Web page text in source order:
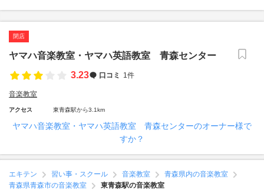
閉店
ヤマハ音楽教室・ヤマハ英語教室 青森センター
3.23
口コミ 1件
音楽教室
アクセス 東青森駅から3.1km
ヤマハ音楽教室・ヤマハ英語教室 青森センターのオーナー様で
すか？
エキテン 習い事・スクール 音楽教室
青森県内の音楽教室
青森県青森市の音楽教室
東青森駅の音楽教室